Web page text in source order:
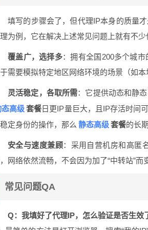
填写的步骤会了，但代理IP本身的质量
为例，它在解决上述常见问题上就有不少
覆盖广，选择多：拥有全国200多个城
需要模拟特定地区网络环境的场景（如
灵活稳定，各取所需：它提供动态和静
高级套餐日更IP量巨大，且IP存活时间
定身份的操作，那么 静态高级套餐的长
安全与速度兼顾：采用自营机房和高匿
网络依然流畅，不会因为加了“中转站”而
常见问题QA
Q：我填好了代理IP，怎么验证是否生效